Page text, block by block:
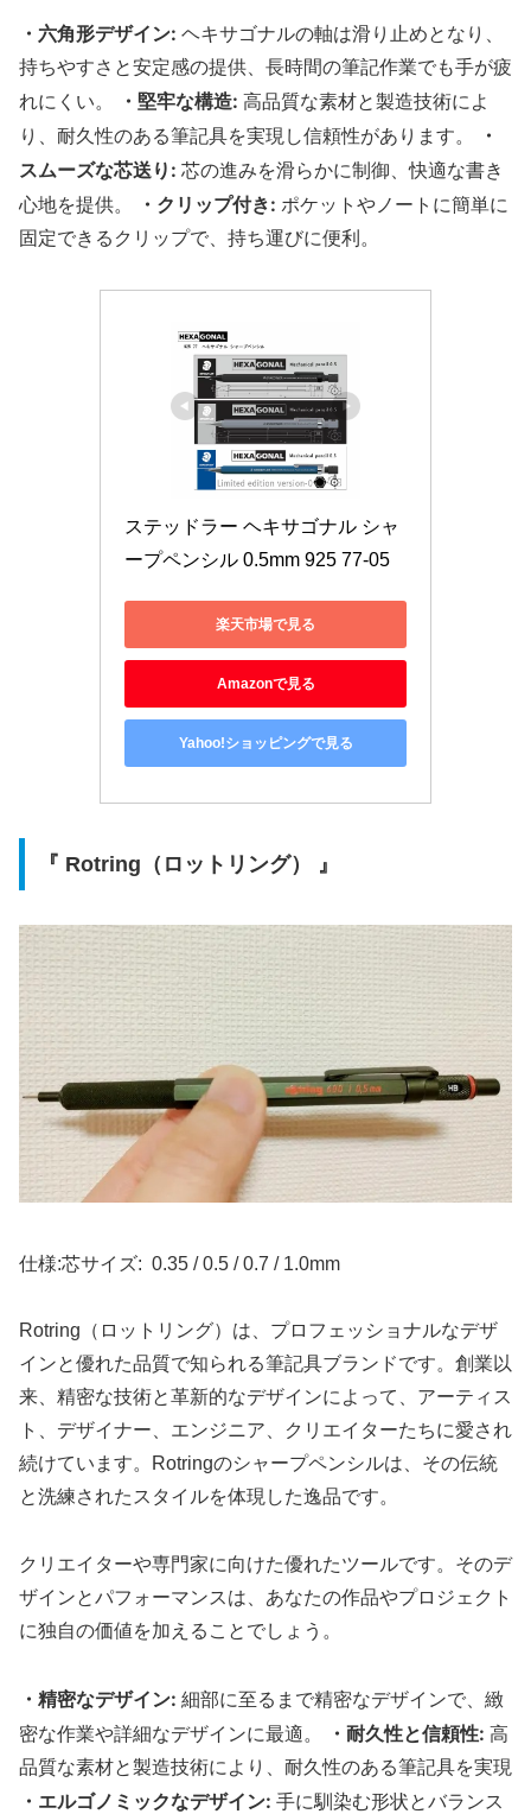
・六角形デザイン: ヘキサゴナルの軸は滑り止めとなり、
持ちやすさと安定感の提供、長時間の筆記作業でも手が疲
れにくい。
・堅牢な構造: 高品質な素材と製造技術によ
り、耐久性のある筆記具を実現し信頼性があります。
・
スムーズな芯送り: 芯の進みを滑らかに制御、快適な書き
心地を提供。
・クリップ付き: ポケットやノートに簡単に
固定できるクリップで、持ち運びに便利。
ステッドラー ヘキサゴナル シャ
ープペンシル 0.5mm 925 77-05
楽天市場で見る
Amazonで見る
Yahoo!ショッピングで見る
『 Rotring（ロットリング） 』
仕様:芯サイズ: 0.35 / 0.5 / 0.7 / 1.0mm
Rotring（ロットリング）は、プロフェッショナルなデザ
インと優れた品質で知られる筆記具ブランドです。創業以
来、精密な技術と革新的なデザインによって、アーティス
ト、デザイナー、エンジニア、クリエイターたちに愛され
続けています。Rotringのシャープペンシルは、その伝統
と洗練されたスタイルを体現した逸品です。
クリエイターや専門家に向けた優れたツールです。そのデ
ザインとパフォーマンスは、あなたの作品やプロジェクト
に独自の価値を加えることでしょう。
・精密なデザイン: 細部に至るまで精密なデザインで、緻
密な作業や詳細なデザインに最適。
・耐久性と信頼性: 高
品質な素材と製造技術により、耐久性のある筆記具を実現
・エルゴノミックなデザイン: 手に馴染む形状とバランス